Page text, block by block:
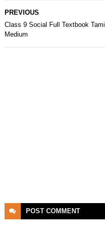
PREVIOUS
Class 9 Social Full Textbook Tamil
Medium
POST COMMENT